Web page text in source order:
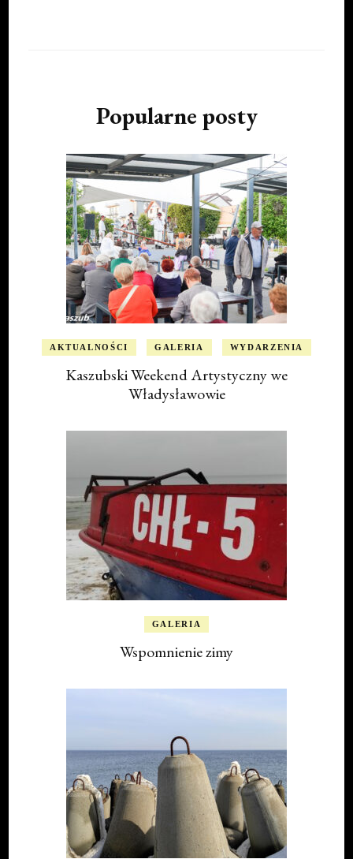
Popularne posty
AKTUALNOŚCI GALERIA WYDARZENIA
Kaszubski Weekend Artystyczny we
Władysławowie
GALERIA
Wspomnienie zimy